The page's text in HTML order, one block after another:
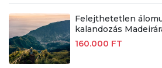
Felejthetetlen
kalandozás
160.000 FT